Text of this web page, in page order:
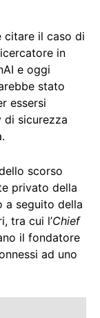
citare il caso di
in
e oggi
stato
essersi
di sicurezza
scorso
privato della
a seguito della
tra cui l’Chief
il fondatore
ad uno